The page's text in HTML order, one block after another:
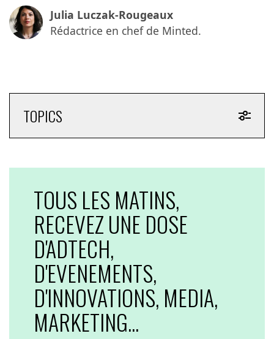
Julia Luczak-Rougeaux
Rédactrice en chef de Minted.
TOPICS
TOUS LES MATINS,
RECEVEZ UNE DOSE
D'ADTECH,
D'EVENEMENTS,
D'INNOVATIONS, MEDIA,
MARKETING...